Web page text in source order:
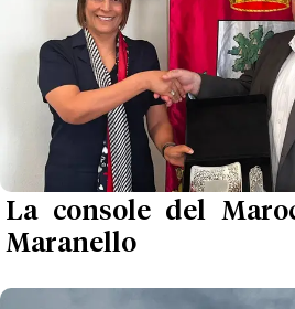
La console del
Maranello